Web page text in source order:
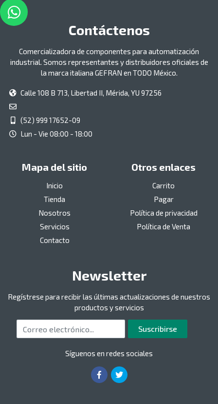
Contáctenos
Comercializadora de componentes para automatización
industrial. Somos representantes y distribuidores oficiales de
la marca italiana GEFRAN en TODO México.
Calle 108 B 713, Libertad II, Mérida, YU 97256
(52) 999 17652-09
Lun - Vie 08:00 - 18:00
Mapa del sitio
Inicio
Tienda
Nosotros
Servicios
Contacto
Otros enlaces
Carrito
Pagar
Política de privacidad
Política de Venta
Newsletter
Regístrese para recibir las últimas actualizaciones de nuestros
productos y servicios
Correo electrónico Suscribirse
Síguenos en redes sociales